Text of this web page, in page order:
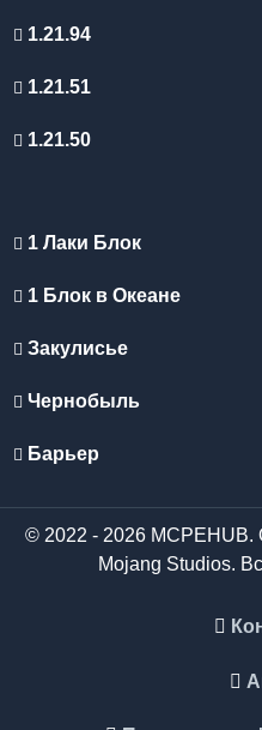
1.21.94
1.21.51
1.21.50
1 Лаки Блок
1 Блок в Океане
Закулисье
Чернобыль
Барьер
© 2022 - 2026 MCPEHUB.
Mojang Studios.